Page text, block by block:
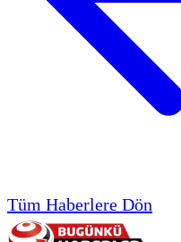
Tüm Haberlere Dön